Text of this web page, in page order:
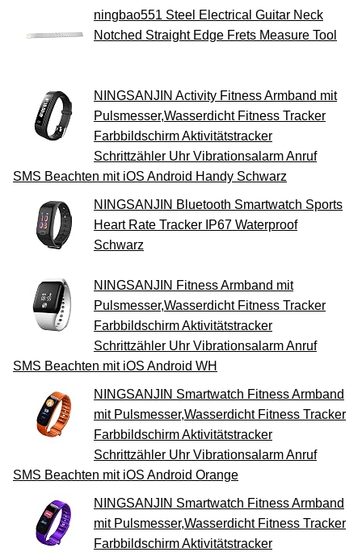
ningbao551 Steel Electrical Guitar Neck
Notched Straight Edge Frets Measure Tool
NINGSANJIN Activity Fitness Armband mit
Pulsmesser,Wasserdicht Fitness Tracker
Farbbildschirm Aktivitätstracker
Schrittzähler Uhr Vibrationsalarm Anruf
SMS Beachten mit iOS Android Handy Schwarz
NINGSANJIN Bluetooth Smartwatch Sports
Heart Rate Tracker IP67 Waterproof
Schwarz
NINGSANJIN Fitness Armband mit
Pulsmesser,Wasserdicht Fitness Tracker
Farbbildschirm Aktivitätstracker
Schrittzähler Uhr Vibrationsalarm Anruf
SMS Beachten mit iOS Android WH
NINGSANJIN Smartwatch Fitness Armband
mit Pulsmesser,Wasserdicht Fitness Tracker
Farbbildschirm Aktivitätstracker
Schrittzähler Uhr Vibrationsalarm Anruf
SMS Beachten mit iOS Android Orange
NINGSANJIN Smartwatch Fitness Armband
mit Pulsmesser,Wasserdicht Fitness Tracker
Farbbildschirm Aktivitätstracker